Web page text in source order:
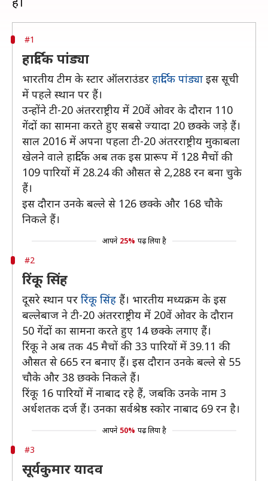
#1
हार्दिक पांड्या
भारतीय टीम के स्टार ऑलराउंडर हार्दिक पांड्या इस सूची
में पहले स्थान पर हैं।
उन्होंने टी-20 अंतरराष्ट्रीय में 20वें ओवर के दौरान 110
गेंदों का सामना करते हुए सबसे ज्यादा 20 छक्के जड़े हैं।
साल 2016 में अपना पहला टी-20 अंतरराष्ट्रीय मुकाबला
खेलने वाले हार्दिक अब तक इस प्रारूप में 128 मैचों की
109 पारियों में 28.24 की औसत से 2,288 रन बना चुके
हैं।
इस दौरान उनके बल्ले से 126 छक्के और 168 चौके
निकले हैं।
आपने 25% पढ़ लिया है
#2
रिंकू सिंह
दूसरे स्थान पर रिंकू सिंह हैं। भारतीय मध्यक्रम के इस
बल्लेबाज ने टी-20 अंतरराष्ट्रीय में 20वें ओवर के दौरान
50 गेंदों का सामना करते हुए 14 छक्के लगाए हैं।
रिंकू ने अब तक 45 मैचों की 33 पारियों में 39.11 की
औसत से 665 रन बनाए हैं। इस दौरान उनके बल्ले से 55
चौके और 38 छक्के निकले हैं।
रिंकू 16 पारियों में नाबाद रहे हैं, जबकि उनके नाम 3
अर्धशतक दर्ज हैं। उनका सर्वश्रेष्ठ स्कोर नाबाद 69 रन है।
आपने 50% पढ़ लिया है
#3
सूर्यकुमार यादव